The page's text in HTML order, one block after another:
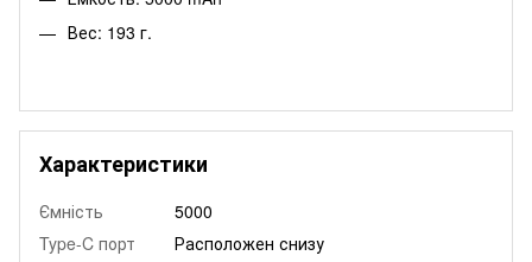
Вес: 193 г.
Характеристики
Ємність
5000
Type-C порт
Расположен снизу